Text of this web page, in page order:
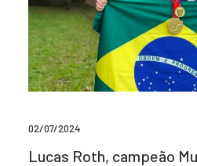
02/07/2024
Lucas Roth, campeão